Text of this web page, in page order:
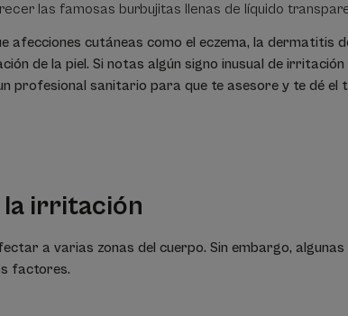
las famosas burbujitas llenas de líquido
afecciones cutáneas como el eczema, la dermatitis
de la piel. Si notas algún signo inusual de
profesional sanitario para que te asesore y te dé el
la irritación
a varias zonas del cuerpo. Sin embargo, algunas
factores.